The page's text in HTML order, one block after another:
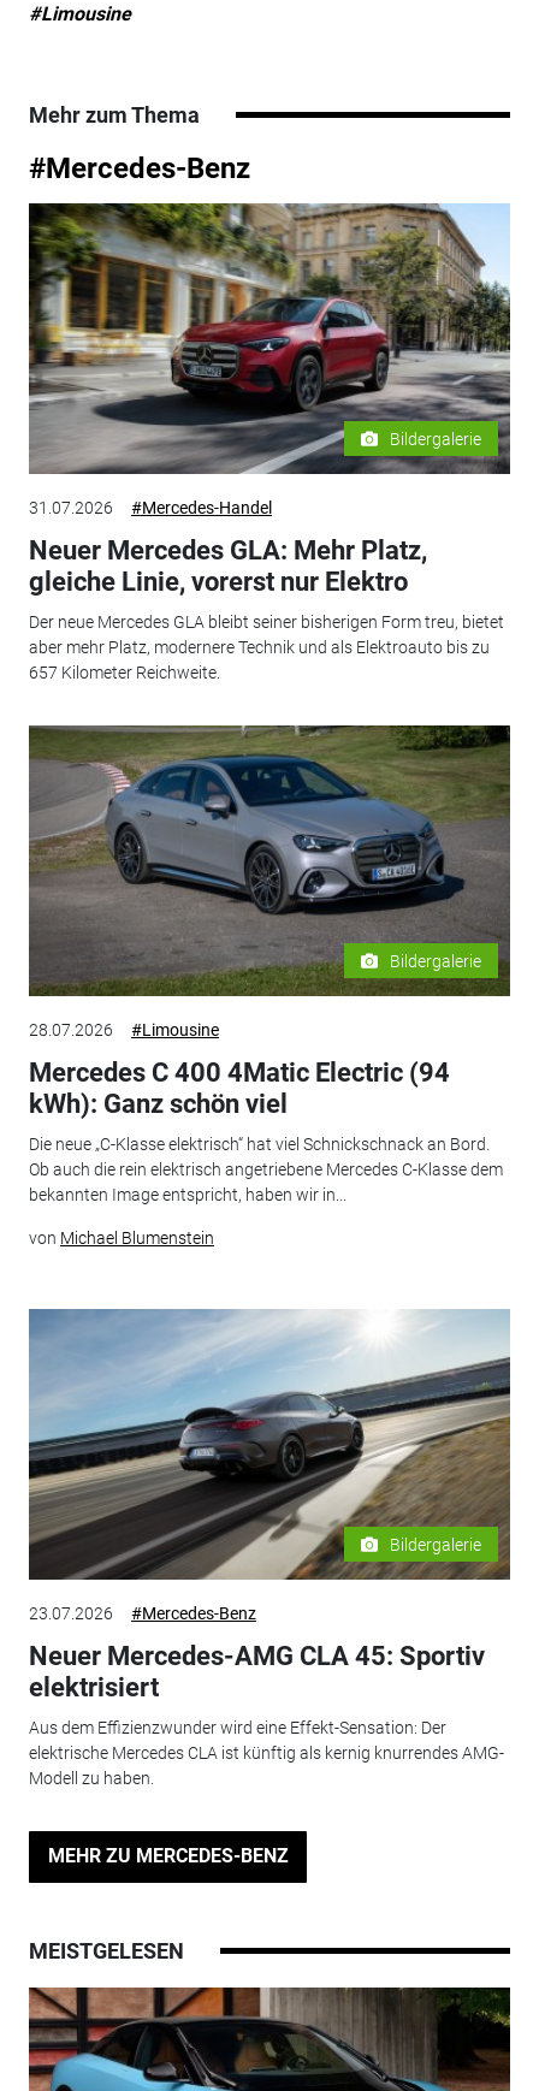
#Limousine
Mehr zum Thema
#Mercedes-Benz
Bildergalerie
31.07.2026 #Mercedes-Handel
Neuer Mercedes GLA: Mehr Platz,
gleiche Linie, vorerst nur Elektro
Der neue Mercedes GLA bleibt seiner bisherigen Form treu, bietet
aber mehr Platz, modernere Technik und als Elektroauto bis zu
657 Kilometer Reichweite.
Bildergalerie
28.07.2026 #Limousine
Mercedes C 400 4Matic Electric (94
kWh): Ganz schön viel
Die neue „C-Klasse elektrisch“ hat viel Schnickschnack an Bord.
Ob auch die rein elektrisch angetriebene Mercedes C-Klasse dem
bekannten Image entspricht, haben wir in...
von Michael Blumenstein
Bildergalerie
23.07.2026 #Mercedes-Benz
Neuer Mercedes-AMG CLA 45: Sportiv
elektrisiert
Aus dem Effizienzwunder wird eine Effekt-Sensation: Der
elektrische Mercedes CLA ist künftig als kernig knurrendes AMG-
Modell zu haben.
MEHR ZU MERCEDES-BENZ
MEISTGELESEN